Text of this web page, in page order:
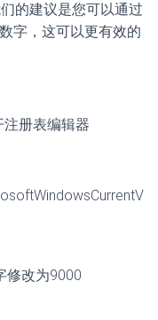
的建议是您可以通过
字，这可以更有效的
注册表编辑器
修改为9000